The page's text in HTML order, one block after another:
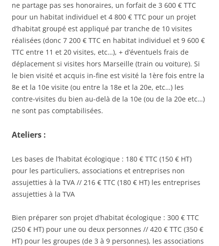
ne partage pas ses honoraires, un forfait de 3 600 € TTC
pour un habitat individuel et 4 800 € TTC pour un projet
d’habitat groupé est appliqué par tranche de 10 visites
réalisées (donc 7 200 € TTC en habitat individuel et 9 600 €
TTC entre 11 et 20 visites, etc…), + d’éventuels frais de
déplacement si visites hors Marseille (train ou voiture). Si
le bien visité et acquis in-fine est visité la 1ère fois entre la
8e et la 10e visite (ou entre la 18e et la 20e, etc…) les
contre-visites du bien au-delà de la 10e (ou de la 20e etc…)
ne sont pas comptabilisées.
Ateliers :
Les bases de l’habitat écologique : 180 € TTC (150 € HT)
pour les particuliers, associations et entreprises non
assujetties à la TVA // 216 € TTC (180 € HT) les entreprises
assujetties à la TVA
Bien préparer son projet d’habitat écologique : 300 € TTC
(250 € HT) pour une ou deux personnes // 420 € TTC (350 €
HT) pour les groupes (de 3 à 9 personnes), les associations